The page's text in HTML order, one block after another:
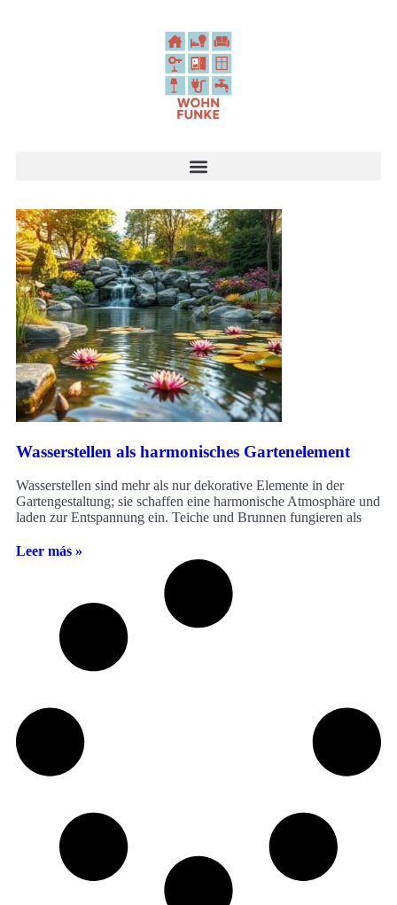
Wasserstellen als harmonisches Gartenelement
Wasserstellen sind mehr als nur dekorative Elemente in der
Gartengestaltung; sie schaffen eine harmonische Atmosphäre und
laden zur Entspannung ein. Teiche und Brunnen fungieren als
Leer más »